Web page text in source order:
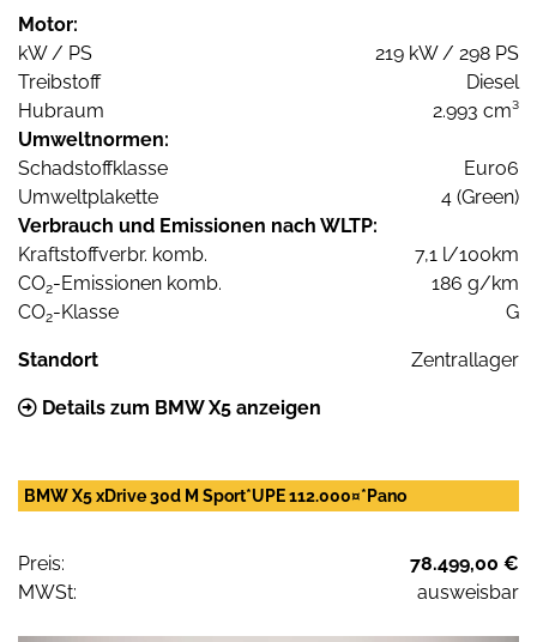
Motor:
kW / PS
219 kW / 298 PS
Treibstoff
Diesel
Hubraum
2.993 cm³
Umweltnormen:
Schadstoffklasse
Euro6
Umweltplakette
4 (Green)
Verbrauch und Emissionen nach WLTP:
Kraftstoffverbr. komb.
7,1 l/100km
CO2-Emissionen komb.
186 g/km
CO2-Klasse G
Standort Zentrallager
Details zum BMW X5 anzeigen
BMW X5 xDrive 30d M Sport*UPE 112.000¤*Pano
Preis:
78.499,00 €
MWSt:
ausweisbar